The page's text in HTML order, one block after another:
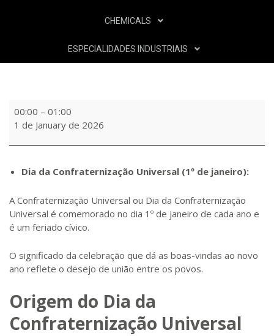
CHEMICALS
ESPECIALIDADES INDUSTRIAIS
00:00 – 01:00
1 de January de 2026
Dia da Confraternização Universal (1º de janeiro):
A Confraternização Universal ou Dia da Confraternização
Universal é comemorado no dia 1º de janeiro de cada ano e
é um feriado cívico.
O significado da celebração que dá as boas-vindas ao novo
ano reflete o desejo de união entre os povos.
Origem do Dia da
Confraternização Universal